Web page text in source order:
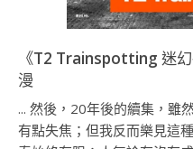
《T2 Trainspotting 迷
漫
... 然後，20年後的續集，雖
有點失焦；但我反而樂見